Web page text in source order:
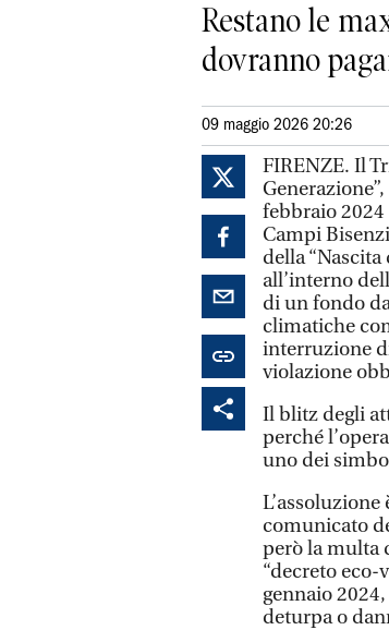
Restano le
dovranno
09 maggio 2026 20:26
FIRENZE. Il
febbraio
Campi
della “Nascita
all’interno
di un fondo
climatiche
interruzione
violazione
Il blitz degli
perché
uno dei
comunicato
però la multa
“decreto
gennaio
deturpa o